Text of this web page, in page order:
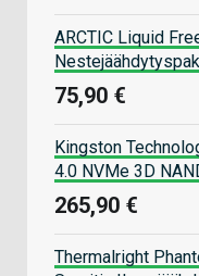
ARCTIC Liquid
75,90 €
Kingston
4.0 NVMe 3D
265,90 €
Thermalright